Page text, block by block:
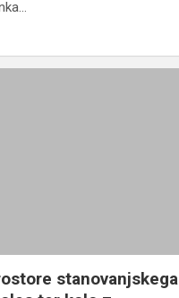
stanovanjskega